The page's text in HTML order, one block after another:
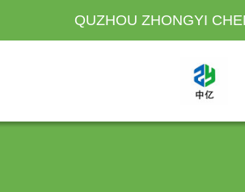
QUZHOU ZHONGYI